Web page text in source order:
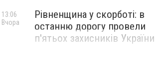
Рівненщина у скорботі: в
останню дорогу провели
п'ятьох захисників України
13:06
Вчора